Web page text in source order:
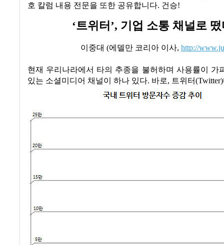
호 칼럼 내용 전문을 또한 공유합니다. 건승!
‘트위터 ’, 기업 소통 채널로 떴
이중대 (에델만 코리아 이사, http://
현재 우리나라에서 타의 추종을 불허하며 사용률이 가
있는 소셜미디어 채널이 하나 있다. 바로, 트위터(Twitter)